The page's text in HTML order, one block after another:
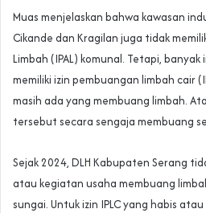
Muas menjelaskan bahwa kawasan
Cikande dan Kragilan juga tidak
Limbah (IPAL) komunal. Tetapi,
memiliki izin pembuangan limbah cair
masih ada yang membuang limbah.
tersebut secara sengaja membuang
Sejak 2024, DLH Kabupaten Serang
atau kegiatan usaha membuang
sungai. Untuk izin IPLC yang habis